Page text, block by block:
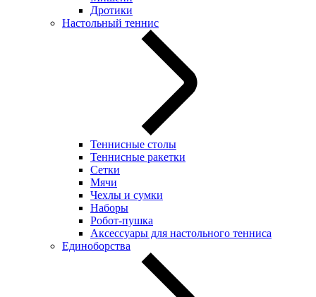
Дротики
Настольный теннис
Теннисные столы
Теннисные ракетки
Сетки
Мячи
Чехлы и сумки
Наборы
Робот-пушка
Аксессуары для настольного тенниса
Единоборства